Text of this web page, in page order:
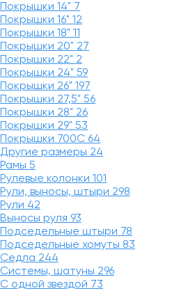
Покрышки 14" 7
Покрышки 16" 12
Покрышки 18" 11
Покрышки 20" 27
Покрышки 22" 2
Покрышки 24" 59
Покрышки 26" 197
Покрышки 27,5" 56
Покрышки 28" 26
Покрышки 29" 53
Покрышки 700C 64
Другие размеры 24
Рамы 5
Рулевые колонки 101
Рули, выносы, штыри 298
Рули 42
Выносы руля 93
Подседельные штыри 78
Подседельные хомуты 83
Седла 244
Системы, шатуны 296
С одной звездой 73